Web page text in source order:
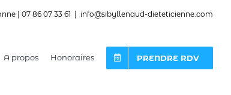
| 07 86 07 33 61 info@sibyllenaud-dieteticienne.com
A propos Honoraires PRENDRE RDV